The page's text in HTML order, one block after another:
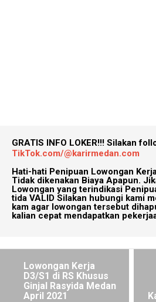
GRATIS INFO LOKER!!! Silakan
TikTok.com/@karirmedan.com
Hati-hati Penipuan Lowongan
Tidak dikenakan Biaya Apapun.
Lowongan yang terindikasi
tida VALID Silakan hubungi kami
kam agar lowongan tersebut
kalian cepat mendapatkan
Lowongan Kerja
D3/S1 di RS Khusus
Ginjal Rasyida Medan
April 2021